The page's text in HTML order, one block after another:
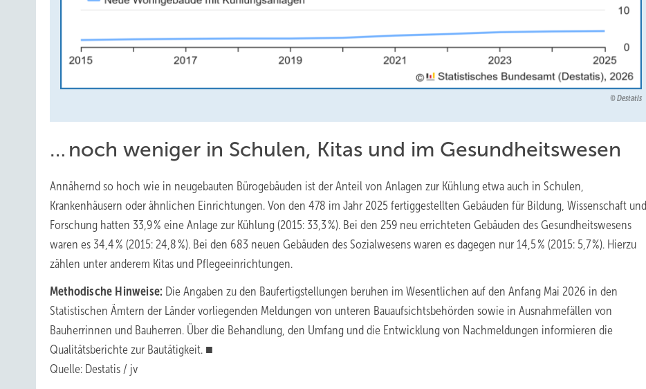
Destatis
… noch weniger in Schulen, Kitas und im Gesundheitswesen
Annähernd so hoch wie in neugebauten Bürogebäuden ist der Anteil von Anlagen zur Kühlung etwa auch in Schulen,
Krankenhäusern oder ähnlichen Einrichtungen. Von den 478 im Jahr 2025 fertiggestellten Gebäuden für Bildung, Wissenschaft und
Forschung hatten 33,9 % eine Anlage zur Kühlung (2015: 33,3 %). Bei den 259 neu errichteten Gebäuden des Gesundheitswesens
waren es 34,4 % (2015: 24,8 %). Bei den 683 neuen Gebäuden des Sozialwesens waren es dagegen nur 14,5 % (2015: 5,7 %). Hierzu
zählen unter anderem Kitas und Pflegeeinrichtungen.
Methodische Hinweise: Die Angaben zu den Baufertigstellungen beruhen im Wesentlichen auf den Anfang Mai 2026 in den
Statistischen Ämtern der Länder vorliegenden Meldungen von unteren Bauaufsichtsbehörden sowie in Ausnahmefällen von
Bauherrinnen und Bauherren. Über die Behandlung, den Umfang und die Entwicklung von Nachmeldungen informieren die
Qualitätsberichte zur Bautätigkeit. ■
Quelle: Destatis / jv